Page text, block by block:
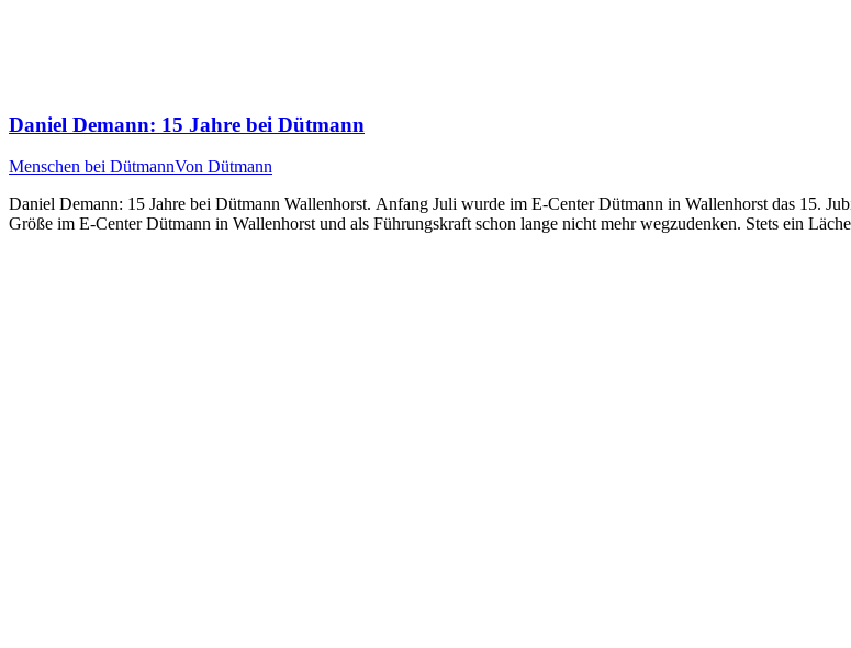
Daniel Demann: 15 Jahre bei Dütmann
Menschen bei DütmannVon Dütmann
Daniel Demann: 15 Jahre bei Dütmann Wallenhorst. Anfang Juli wurde im E-Center Dütmann in Wallenhorst das 15.
Größe im E-Center Dütmann in Wallenhorst und als Führungskraft schon lange nicht mehr wegzudenken. Stets ein